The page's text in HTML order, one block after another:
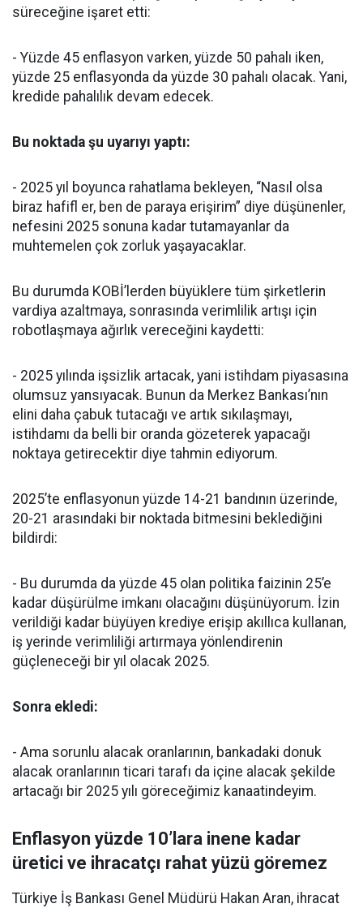
süreceğine işaret etti:
- Yüzde 45 enflasyon varken, yüzde 50 pahalı iken,
yüzde 25 enflasyonda da yüzde 30 pahalı olacak. Yani,
kredide pahalılık devam edecek.
Bu noktada şu uyarıyı yaptı:
- 2025 yıl boyunca rahatlama bekleyen, “Nasıl olsa
biraz hafifl er, ben de paraya erişirim” diye düşünenler,
nefesini 2025 sonuna kadar tutamayanlar da
muhtemelen çok zorluk yaşayacaklar.
Bu durumda KOBİ’lerden büyüklere tüm şirketlerin
vardiya azaltmaya, sonrasında verimlilik artışı için
robotlaşmaya ağırlık vereceğini kaydetti:
- 2025 yılında işsizlik artacak, yani istihdam piyasasına
olumsuz yansıyacak. Bunun da Merkez Bankası’nın
elini daha çabuk tutacağı ve artık sıkılaşmayı,
istihdamı da belli bir oranda gözeterek yapacağı
noktaya getirecektir diye tahmin ediyorum.
2025’te enflasyonun yüzde 14-21 bandının üzerinde,
20-21 arasındaki bir noktada bitmesini beklediğini
bildirdi:
- Bu durumda da yüzde 45 olan politika faizinin 25’e
kadar düşürülme imkanı olacağını düşünüyorum. İzin
verildiği kadar büyüyen krediye erişip akıllıca kullanan,
iş yerinde verimliliği artırmaya yönlendirenin
güçleneceği bir yıl olacak 2025.
Sonra ekledi:
- Ama sorunlu alacak oranlarının, bankadaki donuk
alacak oranlarının ticari tarafı da içine alacak şekilde
artacağı bir 2025 yılı göreceğimiz kanaatindeyim.
Enflasyon yüzde 10’lara inene kadar
üretici ve ihracatçı rahat yüzü göremez
Türkiye İş Bankası Genel Müdürü Hakan Aran, ihracat